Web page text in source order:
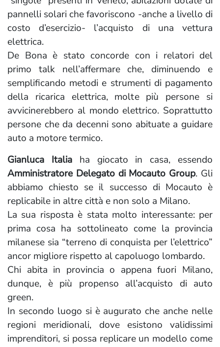
pannelli solari che favoriscono -anche a livello di
costo d’esercizio- l’acquisto di una vettura
elettrica.
De Bona è stato concorde con i relatori del
primo talk nell’affermare che, diminuendo e
semplificando metodi e strumenti di pagamento
della ricarica elettrica, molte più persone si
avvicinerebbero al mondo elettrico. Soprattutto
persone che da decenni sono abituate a guidare
auto a motore termico.
Gianluca Italiaha giocato in casa, essendo
Amministratore Delegato di Mocauto Group. Gli
abbiamo chiesto se il successo di Mocauto è
replicabile in altre città e non solo a Milano.
La sua risposta è stata molto interessante: per
prima cosa ha sottolineato come la provincia
milanese sia “terreno di conquista per l’elettrico”
ancor migliore rispetto al capoluogo lombardo.
Chi abita in provincia o appena fuori Milano,
dunque, è più propenso all’acquisto di auto
green.
In secondo luogo si è augurato che anche nelle
regioni meridionali, dove esistono validissimi
imprenditori, si possa replicare un modello come